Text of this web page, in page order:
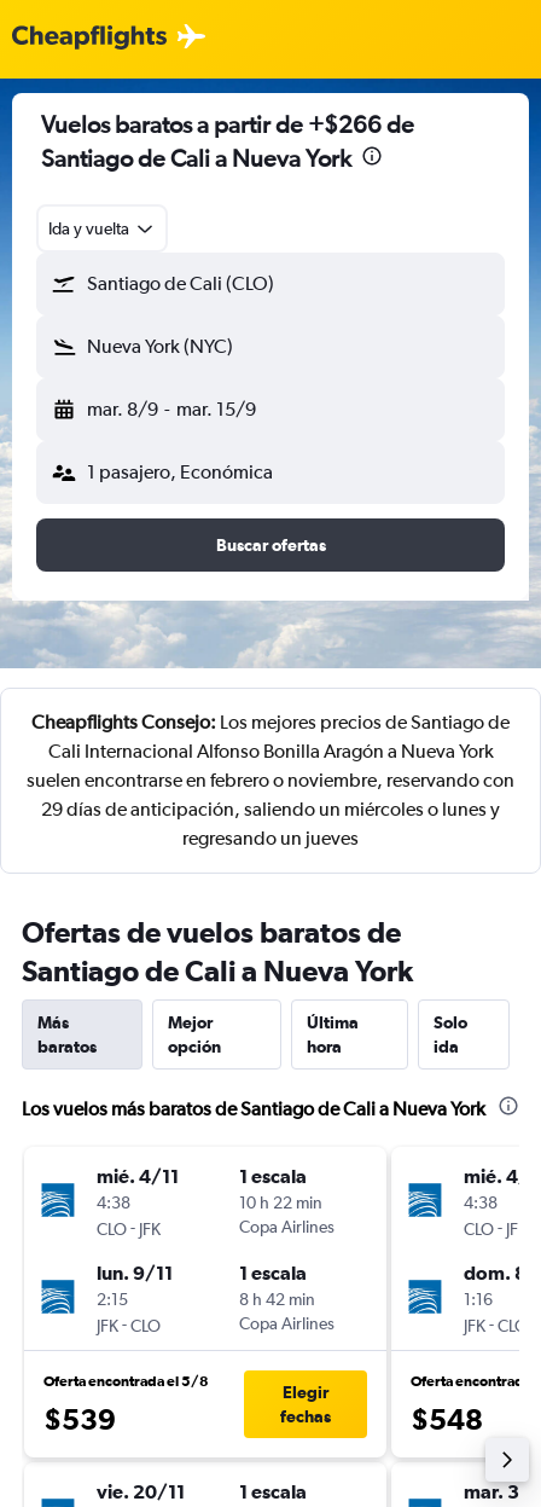
Vuelos baratos a partir de +$266 de
Santiago de Cali a Nueva York
Ida y vuelta
Santiago de Cali (CLO)
Nueva York (NYC)
mar. 8/9 - mar. 15/9
1 pasajero, Económica
Buscar ofertas
Cheapflights Consejo: Los mejores precios de Santiago de
Cali Internacional Alfonso Bonilla Aragón a Nueva York
suelen encontrarse en febrero o noviembre, reservando con
29 días de anticipación, saliendo un miércoles o lunes y
regresando un jueves
Ofertas de vuelos baratos de
Santiago de Cali a Nueva York
Más
baratos
Mejor
opción
Última
hora
Solo
ida
Los vuelos más baratos de Santiago de Cali a Nueva York
mié. 4/11
4:38
CLO- JFK
1 escala
10 h 22 min
Copa Airlines
lun. 9/11
2:15
JFK-CLO
1 escala
8 h 42 min
Copa Airlines
Oferta encontrada el 5/8
$539
Elegir
fechas
vie. 20/11 1 escala
mié. 4/
4:38
CLO- JFK
dom. 8/
1:16
JFK-CLO
Oferta encontrada
$548
mar. 3/